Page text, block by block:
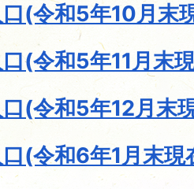
(令和5年10月末
(令和5年11月末
(令和5年12月末
(令和6年1月末現